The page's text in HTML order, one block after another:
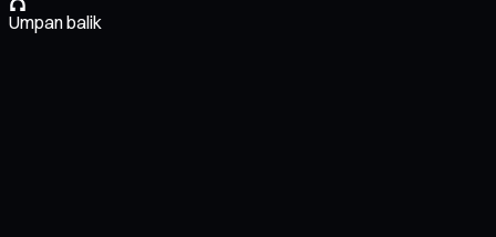
Umpan balik